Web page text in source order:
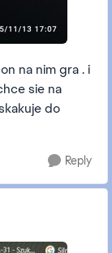
na nim gra . i
sie na
do
Reply